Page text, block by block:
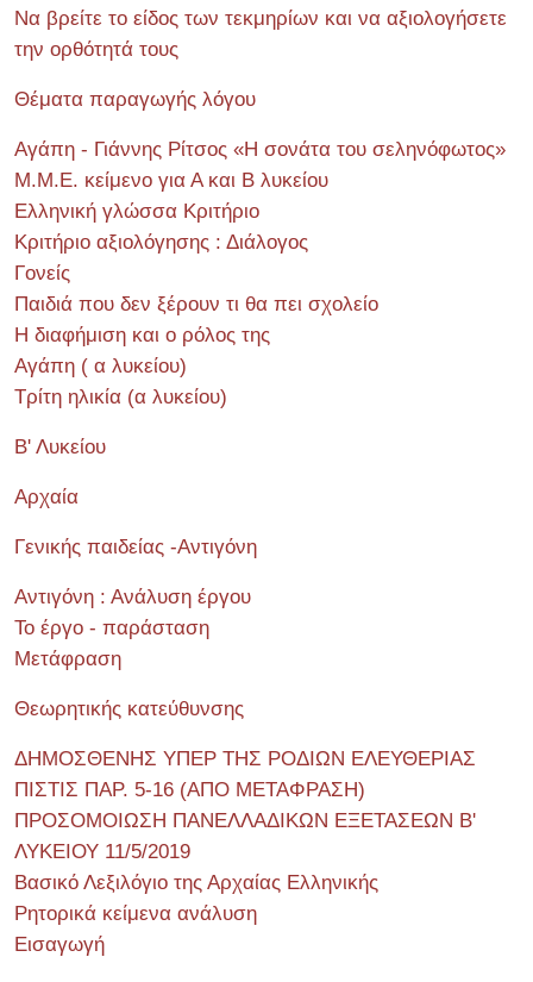
Να βρείτε το είδος των τεκμηρίων και να αξιολογήσετε
την ορθότητά τους
Θέματα παραγωγής λόγου
Αγάπη - Γιάννης Ρίτσος «Η σονάτα του σεληνόφωτος»
Μ.Μ.Ε. κείμενο για Α και Β λυκείου
Ελληνική γλώσσα Κριτήριο
Κριτήριο αξιολόγησης : Διάλογος
Γονείς
Παιδιά που δεν ξέρουν τι θα πει σχολείο
Η διαφήμιση και ο ρόλος της
Αγάπη ( α λυκείου)
Τρίτη ηλικία (α λυκείου)
Β' Λυκείου
Αρχαία
Γενικής παιδείας -Αντιγόνη
Αντιγόνη : Ανάλυση έργου
Το έργο - παράσταση
Μετάφραση
Θεωρητικής κατεύθυνσης
ΔΗΜΟΣΘΕΝΗΣ ΥΠΕΡ ΤΗΣ ΡΟΔΙΩΝ ΕΛΕΥΘΕΡΙΑΣ
ΠΙΣΤΙΣ ΠΑΡ. 5-16 (ΑΠΟ ΜΕΤΑΦΡΑΣΗ)
ΠΡΟΣΟΜΟΙΩΣΗ ΠΑΝΕΛΛΑΔΙΚΩΝ ΕΞΕΤΑΣΕΩΝ Β'
ΛΥΚΕΙΟΥ 11/5/2019
Βασικό Λεξιλόγιο της Αρχαίας Ελληνικής
Ρητορικά κείμενα ανάλυση
Εισαγωγή